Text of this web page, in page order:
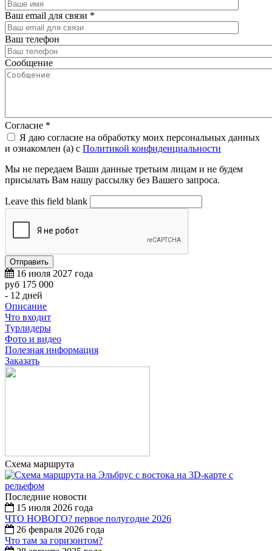
Ваш email для связи *
Ваш телефон
Сообщение
Согласие *
Я даю согласие на обработку моих персональных данных
и ознакомлен (а) с Политикой конфиденциальности
Мы не передаем Ваши данные третьим лицам и не будем
присылать Вам нашу рассылку без Вашего запроса.
Leave this field blank
16 июля 2027 года
руб 175 000
- 12 дней
Описание
Что входит
Турлидеры
Фото и видео
Полезная информация
Заказать
Схема маршрута
Последние новости
15 июля 2026 года
ЧТО НОВОГО? первое полугодие 2026
26 февраля 2026 года
Что там за горизонтом?